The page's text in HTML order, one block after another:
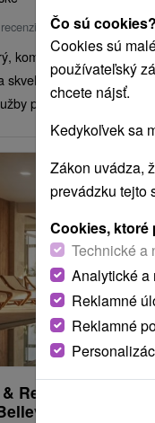
Od 2 NocíAll
komfortný a zábavou
skvelé jedlo, vodné
pre celú rodinu.
od
Relax vo Vysokých
topka pobyt
Čo sú cookies?
Cookies sú
používateľský
chcete nájsť.
Kedykoľvek sa
Zákon uvádza,
prevádzku tejto
Cookies, ktoré
Technické a
Analytické a
Reklamné
Reklamné